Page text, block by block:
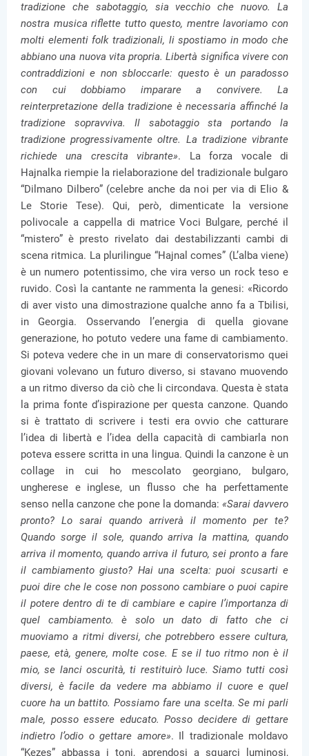
tradizione che sabotaggio, sia vecchio che nuovo. La
nostra musica riflette tutto questo, mentre lavoriamo con
molti elementi folk tradizionali, li spostiamo in modo che
abbiano una nuova vita propria. Libertà significa vivere con
contraddizioni e non sbloccarle: questo è un paradosso
con cui dobbiamo imparare a convivere. La
reinterpretazione della tradizione è necessaria affinché la
tradizione sopravviva. Il sabotaggio sta portando la
tradizione progressivamente oltre. La tradizione vibrante
richiede una crescita vibrante». La forza vocale di
Hajnalka riempie la rielaborazione del tradizionale bulgaro
“Dilmano Dilbero” (celebre anche da noi per via di Elio &
Le Storie Tese). Qui, però, dimenticate la versione
polivocale a cappella di matrice Voci Bulgare, perché il
“mistero” è presto rivelato dai destabilizzanti cambi di
scena ritmica. La plurilingue “Hajnal comes” (L’alba viene)
è un numero potentissimo, che vira verso un rock teso e
ruvido. Così la cantante ne rammenta la genesi: «Ricordo
di aver visto una dimostrazione qualche anno fa a Tbilisi,
in Georgia. Osservando l’energia di quella giovane
generazione, ho potuto vedere una fame di cambiamento.
Si poteva vedere che in un mare di conservatorismo quei
giovani volevano un futuro diverso, si stavano muovendo
a un ritmo diverso da ciò che li circondava. Questa è stata
la prima fonte d’ispirazione per questa canzone. Quando
si è trattato di scrivere i testi era ovvio che catturare
l’idea di libertà e l’idea della capacità di cambiarla non
poteva essere scritta in una lingua. Quindi la canzone è un
collage in cui ho mescolato georgiano, bulgaro,
ungherese e inglese, un flusso che ha perfettamente
senso nella canzone che pone la domanda: «Sarai davvero
pronto? Lo sarai quando arriverà il momento per te?
Quando sorge il sole, quando arriva la mattina, quando
arriva il momento, quando arriva il futuro, sei pronto a fare
il cambiamento giusto? Hai una scelta: puoi scusarti e
puoi dire che le cose non possono cambiare o puoi capire
il potere dentro di te di cambiare e capire l’importanza di
quel cambiamento. è solo un dato di fatto che ci
muoviamo a ritmi diversi, che potrebbero essere cultura,
paese, età, genere, molte cose. E se il tuo ritmo non è il
mio, se lanci oscurità, ti restituirò luce. Siamo tutti così
diversi, è facile da vedere ma abbiamo il cuore e quel
cuore ha un battito. Possiamo fare una scelta. Se mi parli
male, posso essere educato. Posso decidere di gettare
indietro l’odio o gettare amore». Il tradizionale moldavo
“Kezes” abbassa i toni, aprendosi a squarci luminosi,